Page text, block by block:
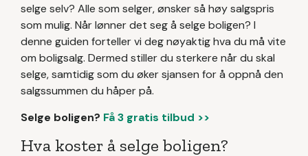
selge selv? Alle som selger, ønsker så høy salgspris
som mulig. Når lønner det seg å selge boligen? I
denne guiden forteller vi deg nøyaktig hva du må vite
om boligsalg. Dermed stiller du sterkere når du skal
selge, samtidig som du øker sjansen for å oppnå den
salgssummen du håper på.
Selge boligen? Få 3 gratis tilbud >>
Hva koster å selge boligen?